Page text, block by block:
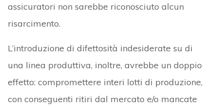
assicuratori non sarebbe riconosciuto alcun
risarcimento.
L’introduzione di difettosità indesiderate su di
una linea produttiva, inoltre, avrebbe un doppio
effetto: compromettere interi lotti di produzione,
con conseguenti ritiri dal mercato e/o mancate